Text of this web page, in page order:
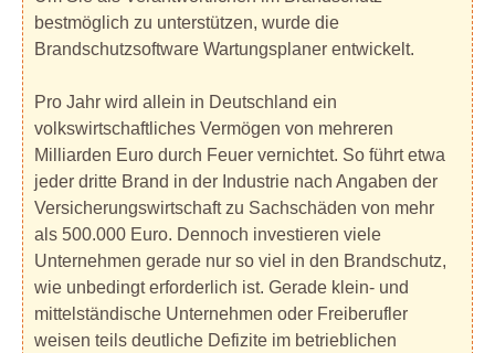
bestmöglich zu unterstützen, wurde die
Brandschutzsoftware Wartungsplaner entwickelt.
Pro Jahr wird allein in Deutschland ein
volkswirtschaftliches Vermögen von mehreren
Milliarden Euro durch Feuer vernichtet. So führt etwa
jeder dritte Brand in der Industrie nach Angaben der
Versicherungswirtschaft zu Sachschäden von mehr
als 500.000 Euro. Dennoch investieren viele
Unternehmen gerade nur so viel in den Brandschutz,
wie unbedingt erforderlich ist. Gerade klein- und
mittelständische Unternehmen oder Freiberufler
weisen teils deutliche Defizite im betrieblichen